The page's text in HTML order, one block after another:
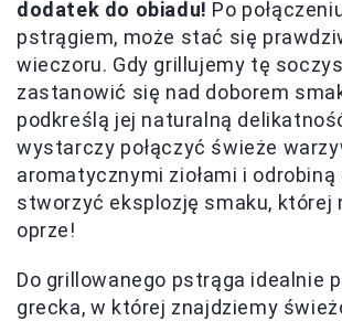
dodatek do obiadu! Po
pstrągiem, może stać się
wieczoru. Gdy grillujemy tę
zastanowić się nad doborem
podkreślą jej naturalną
wystarczy połączyć świeże
aromatycznymi ziołami i odrobiną
stworzyć eksplozję smaku, której
oprze!
Do grillowanego pstrąga idealnie
grecka, w której znajdziemy